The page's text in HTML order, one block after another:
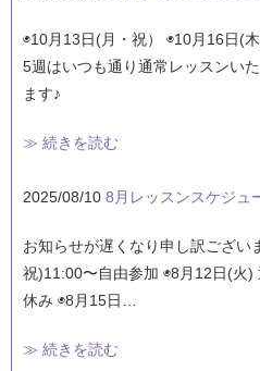
◉10月13日(月・祝） ◉10月16日(
5週はいつも通り通常レッスンい
ます♪
≫ 続きを読む
2025/08/10 8月レッスンスケジュ
お知らせが遅くなり申し訳ござい
祝)11:00〜自由参加 ◉8月12日(火
休み ◉8月15日…
≫ 続きを読む